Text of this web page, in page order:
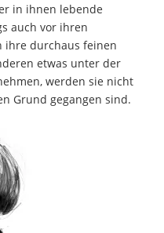
in ihnen lebende
auch vor ihren
ihre durchaus feinen
etwas unter der
werden sie nicht
Grund gegangen sind.